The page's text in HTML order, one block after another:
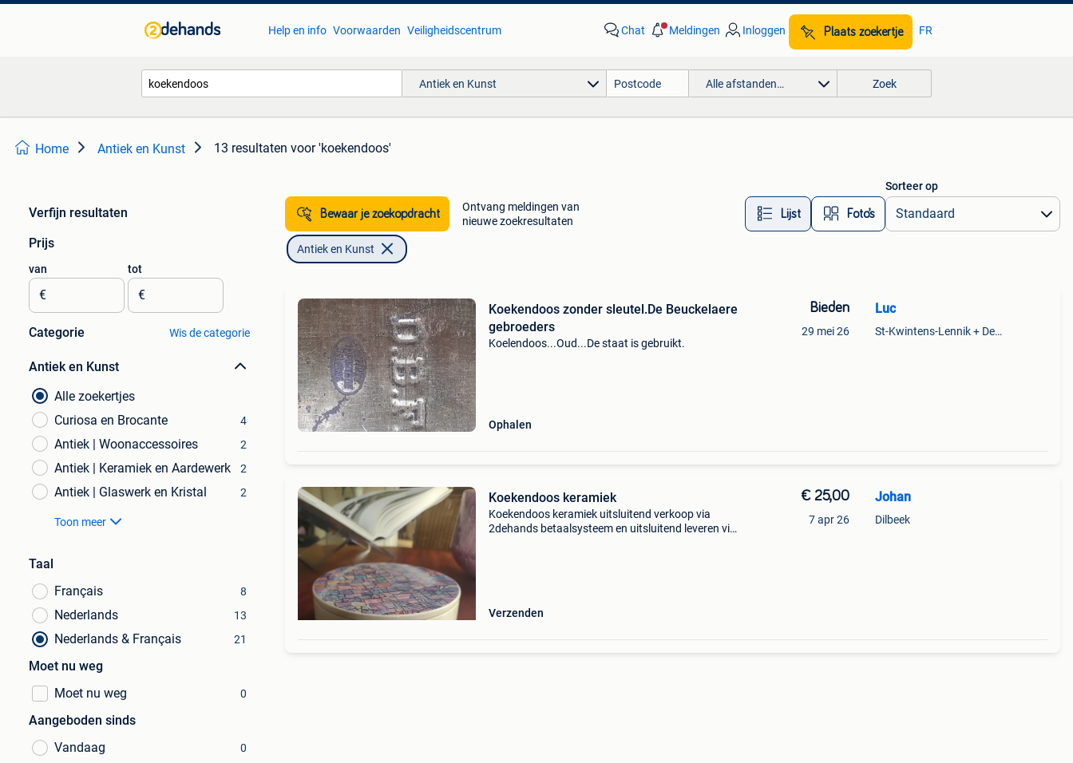
Help en info Voorwaarden Veiligheidscentrum Chat Meldingen Inloggen Plaats zoekertje FR
Antiek en Kunst Alle afstanden… Zoek
Home Antiek en Kunst 13 resultaten voor 'koekendoos'
Verfijn resultaten
Prijs
van
€
tot
€
Categorie Wis de categorie
Antiek en Kunst
Alle zoekertjes
Curiosa en Brocante
4
Antiek | Woonaccessoires 2
Antiek | Keramiek en Aardewerk 2
Antiek | Glaswerk en Kristal 2
Toon meer
Taal
Français
8
Nederlands 13
Nederlands & Français 21
Moet nu weg
Moet nu weg
0
Aangeboden sinds
Vandaag
0
Bewaar je zoekopdracht
Ontvang meldingen van
nieuwe zoekresultaten
Lijst Foto’s
Sorteer op
Antiek en Kunst
Koekendoos zonder sleutel.De Beuckelaere
gebroeders
Koelendoos...Oud...De staat is gebruikt.
Ophalen
Bieden
29 mei 26
Luc
St-Kwintens-Lennik + Deel Roosdaal
Koekendoos keramiek
Koekendoos keramiek uitsluitend verkoop via
2dehands betaalsysteem en uitsluitend leveren via
Verzenden
€ 25,00
7 apr 26
Johan
Dilbeek